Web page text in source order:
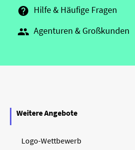
 Hilfe & Häufige Fragen
 Agenturen & Großkunden
Weitere Angebote
Logo-Wettbewerb